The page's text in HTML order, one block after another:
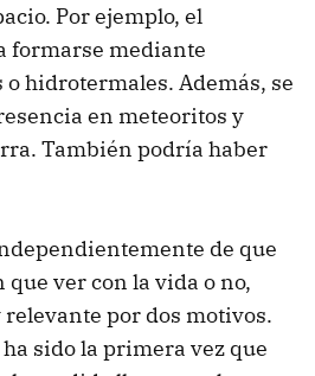
Por ejemplo, el
formarse mediante
o hidrotermales. Además, se
en meteoritos y
También podría haber
de que
que ver con la vida o no,
por dos motivos.
sido la primera vez que